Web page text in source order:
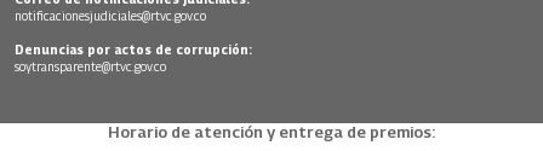
notificacionesjudiciales@rtvc.gov.co
Denuncias por actos de corrupción:
soytransparente@rtvc.gov.co
Horario de atención y entrega de premios: